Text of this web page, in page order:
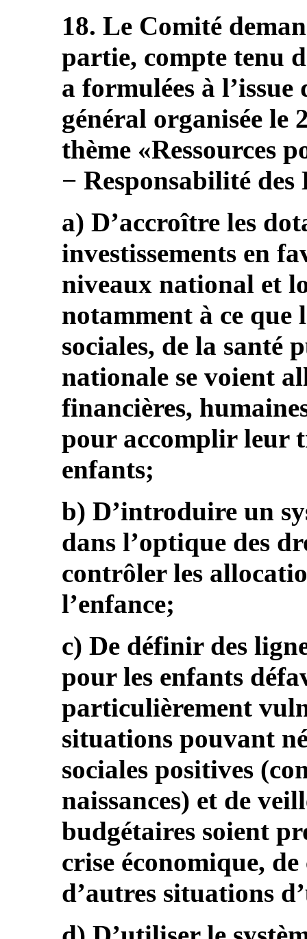
18. Le Comité
partie, compte tenu
a formulées à
général organisée le
thème «Ressources
− Responsabilité des
a) D’accroître les
investissements en
niveaux national et
notamment à ce que
sociales, de la santé
nationale se voient
financières,
pour accomplir leur
enfants;
b) D’introduire un
dans l’optique des
contrôler les
l’enfance;
c) De définir des
pour les enfants
particulièrement
situations pouvant
sociales positives
naissances) et de
budgétaires soient
crise économique,
d’autres situations